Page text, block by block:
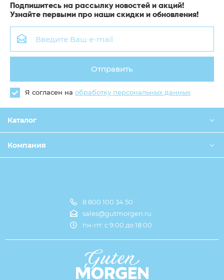
Оплата и доставка
Подпишитесь на рассылку новостей и акций!
Узнайте первыми про наши скидки и обновления!
Отправить
Я согласен на обработку персональных данных
Каталог
Компания
8 800 100 34 50
sales@gutmorgen.ru
пн-пт: с 9:00 до 18:00